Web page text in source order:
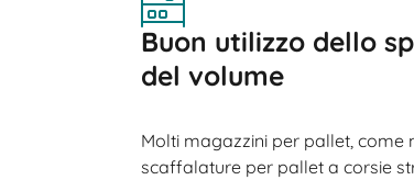
Buon utilizzo dello
del volume
Molti magazzini per pallet,
scaffalature per pallet a corsie